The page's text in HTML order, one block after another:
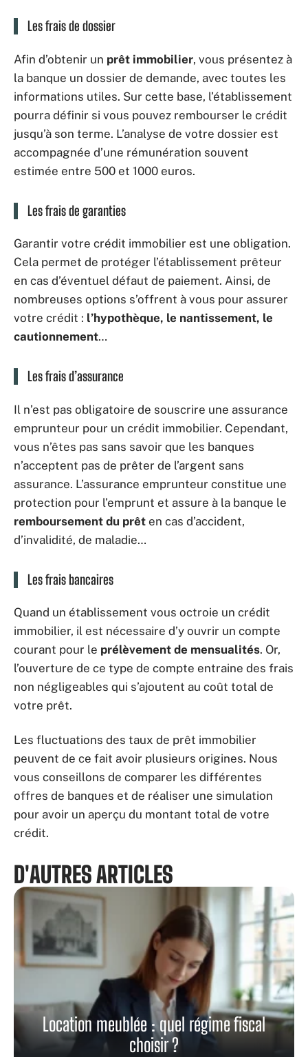
Les frais de dossier
Afin d’obtenir un prêt immobilier, vous présentez à
la banque un dossier de demande, avec toutes les
informations utiles. Sur cette base, l’établissement
pourra définir si vous pouvez rembourser le crédit
jusqu’à son terme. L’analyse de votre dossier est
accompagnée d’une rémunération souvent
estimée entre 500 et 1000 euros.
Les frais de garanties
Garantir votre crédit immobilier est une obligation.
Cela permet de protéger l’établissement prêteur
en cas d’éventuel défaut de paiement. Ainsi, de
nombreuses options s’offrent à vous pour assurer
votre crédit : l’hypothèque, le nantissement, le
cautionnement…
Les frais d’assurance
Il n’est pas obligatoire de souscrire une assurance
emprunteur pour un crédit immobilier. Cependant,
vous n’êtes pas sans savoir que les banques
n’acceptent pas de prêter de l’argent sans
assurance. L’assurance emprunteur constitue une
protection pour l’emprunt et assure à la banque le
remboursement du prêt en cas d’accident,
d’invalidité, de maladie…
Les frais bancaires
Quand un établissement vous octroie un crédit
immobilier, il est nécessaire d’y ouvrir un compte
courant pour le prélèvement de mensualités. Or,
l’ouverture de ce type de compte entraine des frais
non négligeables qui s’ajoutent au coût total de
votre prêt.
Les fluctuations des taux de prêt immobilier
peuvent de ce fait avoir plusieurs origines. Nous
vous conseillons de comparer les différentes
offres de banques et de réaliser une simulation
pour avoir un aperçu du montant total de votre
crédit.
D'AUTRES ARTICLES
Location meublée : quel régime fiscal
choisir ?